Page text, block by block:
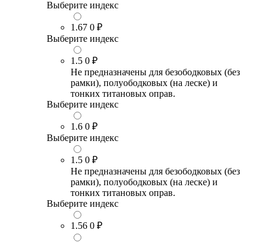
Выберите индекс
1.67 0 ₽
Выберите индекс
1.5 0 ₽
Не предназначены для безободковых (без
рамки), полуободковых (на леске) и
тонких титановых оправ.
Выберите индекс
1.6 0 ₽
Выберите индекс
1.5 0 ₽
Не предназначены для безободковых (без
рамки), полуободковых (на леске) и
тонких титановых оправ.
Выберите индекс
1.56 0 ₽